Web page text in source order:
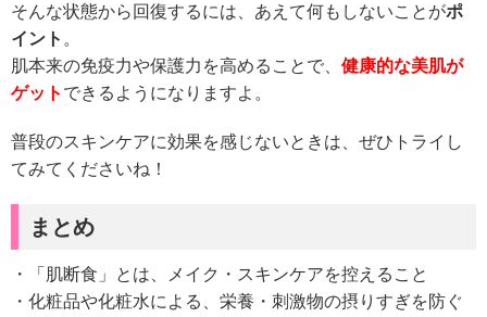
そんな状態から回復するには、あえて何もしないことがポ
イント 。
肌本来の免疫力や保護力を高めることで、 健康的な美肌が
ゲット できるようになりますよ。
普段のスキンケアに効果を感じないときは、ぜひトライし
てみてくださいね！
まとめ
・「肌断食」とは、メイク・スキンケアを控えること
・化粧品や化粧水による、栄養・刺激物の摂りすぎを防ぐ